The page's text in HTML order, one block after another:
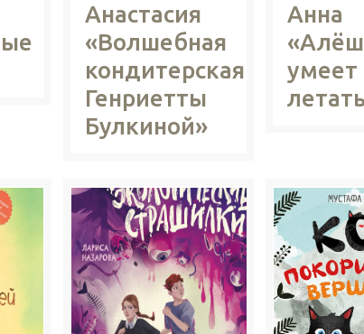
Анастасия
«Волшебная
кондитерская
Генриетты
Булкиной»
Анна
умеет